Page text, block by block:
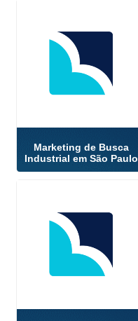
Marketing de Busca
Industrial em São Paulo